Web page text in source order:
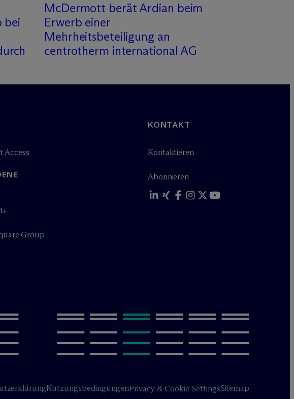
bei
McDermott berät Ardian beim
Erwerb einer
Mehrheitsbeteiligung an
centrotherm international AG
Access
Group
KONTAKT
Kontaktieren
Abonnieren
NutzungsbedingungenPrivacy & Cookie SettingsSitemap